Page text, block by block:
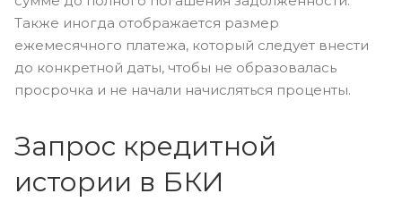
Также иногда отображается размер
ежемесячного платежа, который следует внести
до конкретной даты, чтобы не образовалась
просрочка и не начали начисляться проценты.
Запрос кредитной
истории в БКИ